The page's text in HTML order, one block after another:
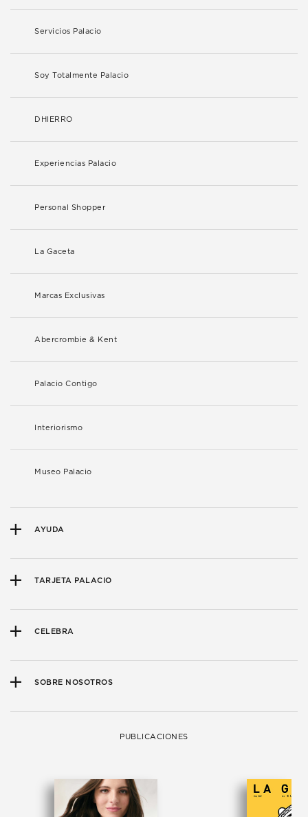
Servicios Palacio
Soy Totalmente Palacio
DHIERRO
Experiencias Palacio
Personal Shopper
La Gaceta
Marcas Exclusivas
Abercrombie & Kent
Palacio Contigo
Interiorismo
Museo Palacio
AYUDA
TARJETA PALACIO
CELEBRA
SOBRE NOSOTROS
PUBLICACIONES